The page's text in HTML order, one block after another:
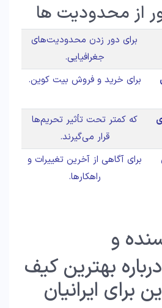
از محدودیت‌ ها
برای دور زدن محدودیت‌های
جغرافیایی.
برای خرید و فروش بیت کوین.
که کمتر تحت تأثیر تحریم‌ها
قرار می‌گیرند.
برای آگاهی از آخرین تغییرات و
راهکارها.
و
بهترین کیف
برای ایرانیان